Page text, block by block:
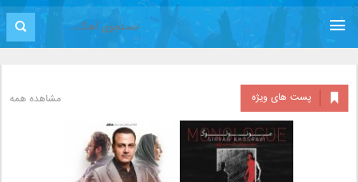
پست های ویژه مشاهده همه